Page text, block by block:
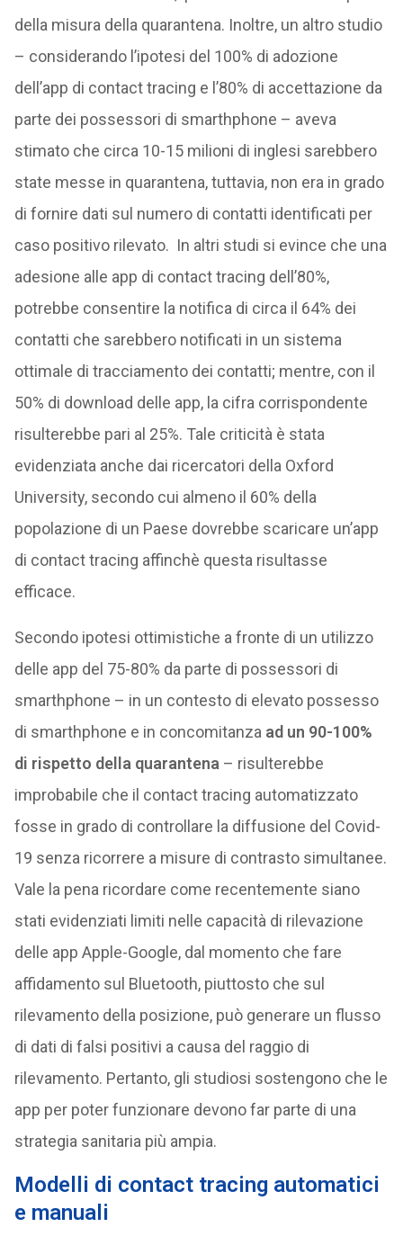
della misura della quarantena. Inoltre, un altro studio
– considerando l’ipotesi del 100% di adozione
dell’app di contact tracing e l’80% di accettazione da
parte dei possessori di smarthphone – aveva
stimato che circa 10-15 milioni di inglesi sarebbero
state messe in quarantena, tuttavia, non era in grado
di fornire dati sul numero di contatti identificati per
caso positivo rilevato. In altri studi si evince che una
adesione alle app di contact tracing dell’80%,
potrebbe consentire la notifica di circa il 64% dei
contatti che sarebbero notificati in un sistema
ottimale di tracciamento dei contatti; mentre, con il
50% di download delle app, la cifra corrispondente
risulterebbe pari al 25%. Tale criticità è stata
evidenziata anche dai ricercatori della Oxford
University, secondo cui almeno il 60% della
popolazione di un Paese dovrebbe scaricare un’app
di contact tracing affinchè questa risultasse
efficace.
Secondo ipotesi ottimistiche a fronte di un utilizzo
delle app del 75-80% da parte di possessori di
smarthphone – in un contesto di elevato possesso
di smarthphone e in concomitanza ad un 90-100%
di rispetto della quarantena – risulterebbe
improbabile che il contact tracing automatizzato
fosse in grado di controllare la diffusione del Covid-
19 senza ricorrere a misure di contrasto simultanee.
Vale la pena ricordare come recentemente siano
stati evidenziati limiti nelle capacità di rilevazione
delle app Apple-Google, dal momento che fare
affidamento sul Bluetooth, piuttosto che sul
rilevamento della posizione, può generare un flusso
di dati di falsi positivi a causa del raggio di
rilevamento. Pertanto, gli studiosi sostengono che le
app per poter funzionare devono far parte di una
strategia sanitaria più ampia.
Modelli di contact tracing automatici
e manuali